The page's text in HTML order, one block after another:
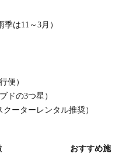
は11～3月）
便）
ドの3つ星）
クーターレンタル推奨）
おすすめ施